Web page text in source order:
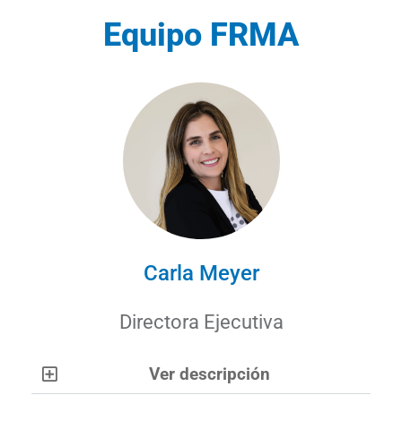
Equipo FRMA
Carla Meyer
Directora Ejecutiva
Ver descripción